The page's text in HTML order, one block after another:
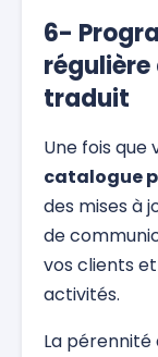
6-
traduit
Une fois que
catalogue
des mises à
de
vos clients
activités.
La